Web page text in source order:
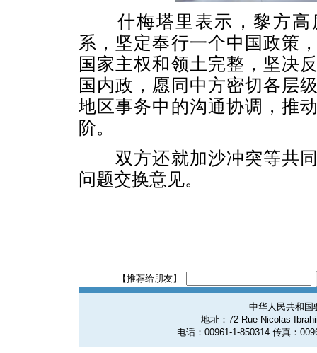
什梅塔里表示，黎方高
系，坚定奉行一个中国政策
国家主权和领土完整，坚决
国内政，愿同中方密切各层
地区事务中的沟通协调，推
阶。
双方还就加沙冲突等共同
问题交换意见。
【推荐给朋友】
中华人民共和国
地址：72 Rue Nicolas
电话：00961-1-850314 传真：